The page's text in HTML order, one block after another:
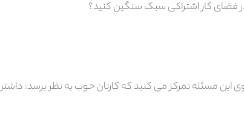
فضای کار اشتراکی سبک سنگین کنید؟
مسئله تمرکز می کنید که کارتان خوب به نظر برسد: داشتن